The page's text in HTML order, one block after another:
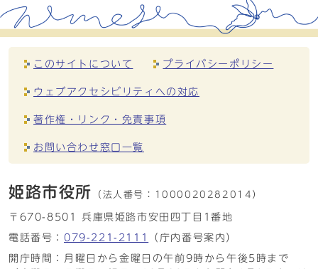
このサイトについて プライバシーポリシー
ウェブアクセシビリティへの対応
著作権・リンク・免責事項
お問い合わせ窓口一覧
姫路市役所 （法人番号： 1000020282014）
〒670-8501 兵庫県姫路市安田四丁目1番地
電話番号： 079-221-2111
（庁内番号案内）
開庁時間：月曜日から金曜日の午前9時から午後5時まで